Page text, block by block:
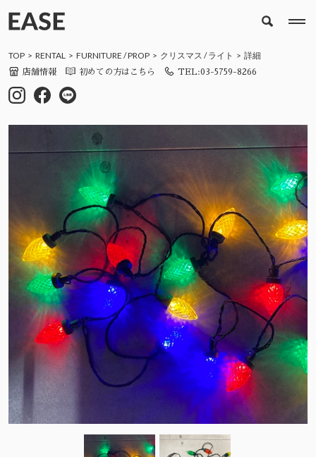
TOP RENTAL FURNITURE /PROP クリスマス /ライト 詳細
店舗情報 初めての方はこちら TEL:03-5759-8266